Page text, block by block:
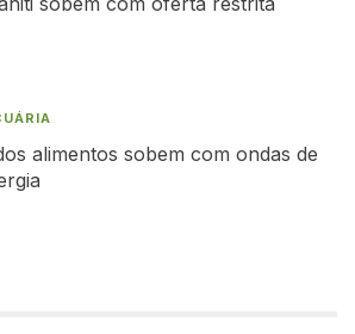
alimentos sobem com ondas de